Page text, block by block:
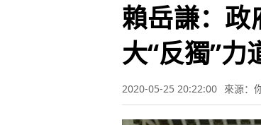
賴岳謙：政
大“反獨”力
2020-05-25 20:22:00 來源：